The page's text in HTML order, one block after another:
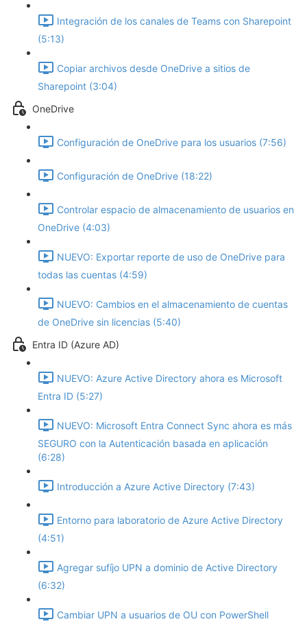
Integración de los canales de Teams con Sharepoint
(5:13)
Copiar archivos desde OneDrive a sitios de
Sharepoint (3:04)
OneDrive
Configuración de OneDrive para los usuarios (7:56)
Configuración de OneDrive (18:22)
Controlar espacio de almacenamiento de usuarios en
OneDrive (4:03)
NUEVO: Exportar reporte de uso de OneDrive para
todas las cuentas (4:59)
NUEVO: Cambios en el almacenamiento de cuentas
de OneDrive sin licencias (5:40)
Entra ID (Azure AD)
NUEVO: Azure Active Directory ahora es Microsoft
Entra ID (5:27)
NUEVO: Microsoft Entra Connect Sync ahora es más
SEGURO con la Autenticación basada en aplicación
(6:28)
Introducción a Azure Active Directory (7:43)
Entorno para laboratorio de Azure Active Directory
(4:51)
Agregar sufíjo UPN a dominio de Active Directory
(6:32)
Cambiar UPN a usuarios de OU con PowerShell